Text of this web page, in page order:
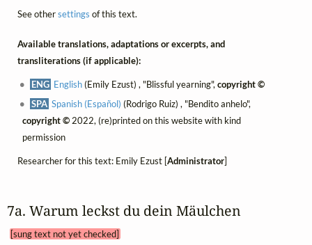
See othersettings of this text.
Available translations, adaptations or excerpts, and
transliterations (if applicable):
ENG English(Emily Ezust) , "Blissful yearning",copyright ©
SPA Spanish (Español) (Rodrigo Ruiz) , "Bendito anhelo",
copyright ©2022, (re)printed on this website with kind
permission
Researcher for this text: Emily Ezust [Administrator]
7a. Warum leckst du dein Mäulchen
[sung text not yet checked]